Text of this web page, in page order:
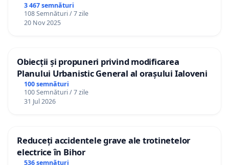
3 467 semnături
108 Semnături / 7 zile
20 Nov 2025
Obiecții și propuneri privind modificarea
Planului Urbanistic General al orașului Ialoveni
100 semnături
100 Semnături / 7 zile
31 Jul 2026
Reduceți accidentele grave ale trotinetelor
electrice în Bihor
536 semnături